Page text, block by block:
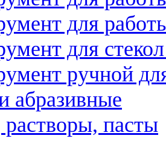
для
для
ручной
абразивные
пасты